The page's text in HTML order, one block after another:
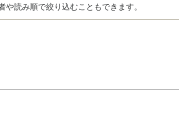
読み順で絞り込むこともできます。